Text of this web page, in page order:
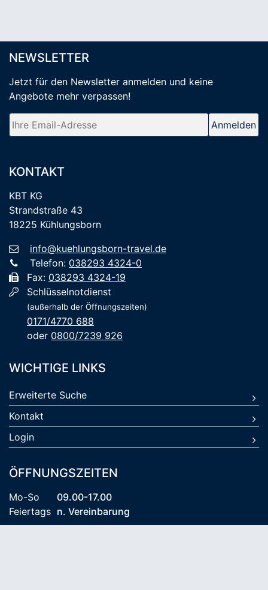
NEWSLETTER
Jetzt für den Newsletter anmelden und keine
Angebote mehr verpassen!
WICHTIGE LINKS
Erweiterte Suche
Kontakt
Login
ÖFFNUNGSZEITEN
Mo-So
09.00-17.00
Feiertags n. Vereinbarung
KONTAKT
KBT KG
Strandstraße 43
18225 Kühlungsborn
info@kuehlungsborn-travel.de
Telefon: 038293 4324-0
Fax: 038293 4324-19
Schlüsselnotdienst
(außerhalb der Öffnungszeiten)
0171/4770 688
oder 0800/7239 926